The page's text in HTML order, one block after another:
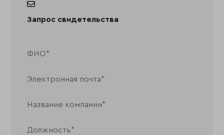
Запрос свидетельства